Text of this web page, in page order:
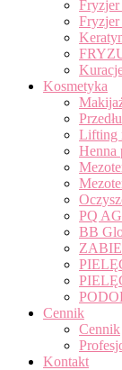
Fryzjer
Fryzjer
Kosmetyka
Lifting
Henna
PQ
BB
Cennik
Cennik
Kontakt